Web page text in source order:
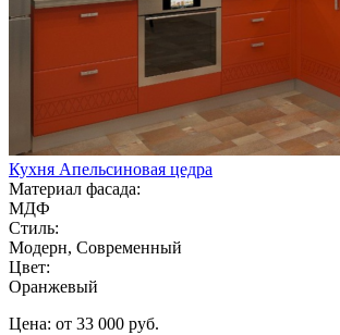
Кухня Апельсиновая цедра
Материал фасада:
МДФ
Стиль:
Модерн, Современный
Цвет:
Оранжевый
Цена: от 33 000 руб.